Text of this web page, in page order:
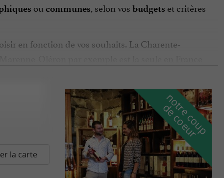
ou communes, selon vos budgets et critères
en fonction de vos souhaits. La Charente-
Oléron par exemple est la seule en France
pommes de terre de l’île de Ré, une AOC aux
cuisiniers.
les grillons charentais qui sont une sorte de
ou du jambon de pays.
cognac, boisson réputée de la région. Que
d’Aix et de Madame, faites une pause culinaire
la carte
n
o
t
r
e
c
o
u
p
d
e
c
o
e
u
r